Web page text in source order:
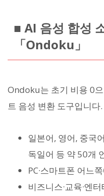
■ AI 음성 합성
「Ondoku」
Ondoku는 초기 비용 0
트 음성 변환 도구입니다.
일본어, 영어, 중국
독일어 등 약 50개
PC·스마트폰 어느
비즈니스·교육·엔